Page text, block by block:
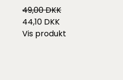
49,00 DKK
44,10 DKK
Vis produkt